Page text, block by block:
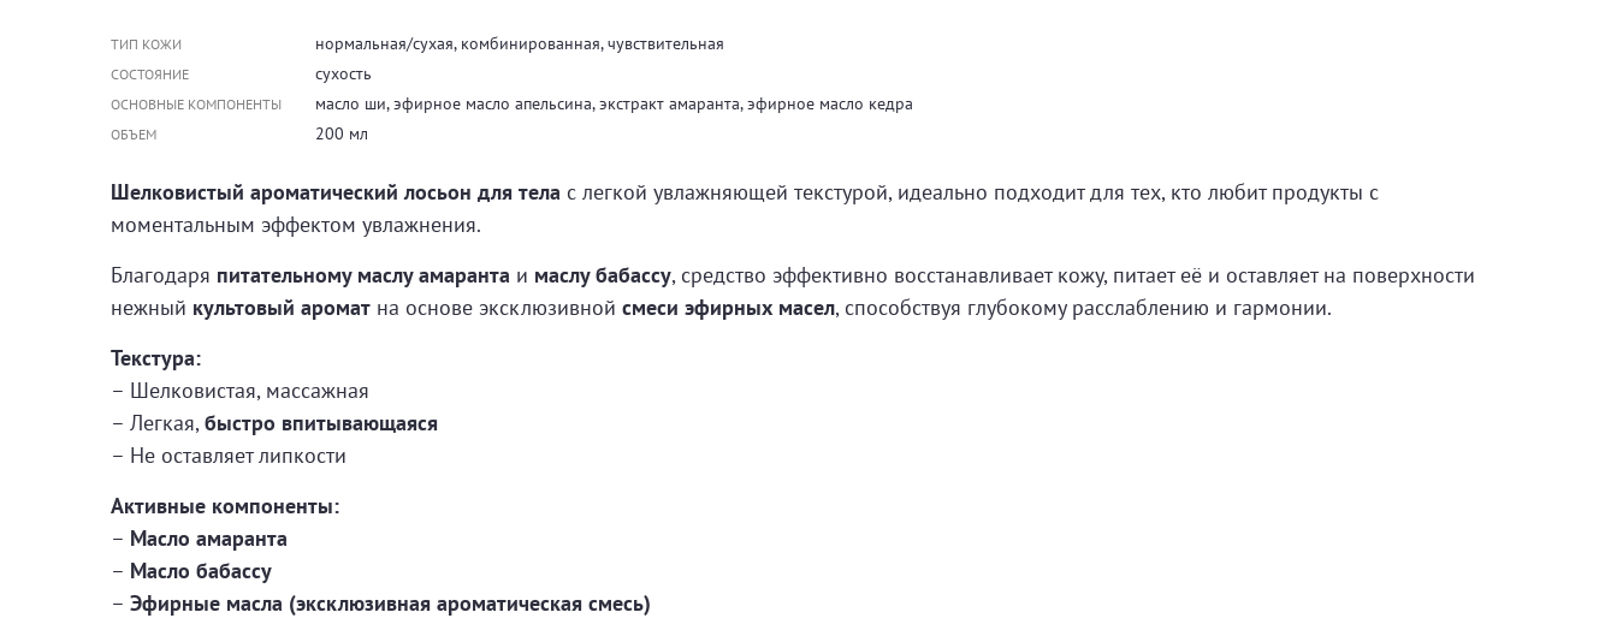
ТИП КОЖИ нормальная/сухая, комбинированная, чувствительная
СОСТОЯНИЕ сухость
ОСНОВНЫЕ КОМПОНЕНТЫ масло ши, эфирное масло апельсина, экстракт амаранта, эфирное масло кедра
ОБЪЕМ 200 мл
Шелковистый ароматический лосьон для тела с легкой увлажняющей текстурой, идеально подходит для тех, кто любит продукты с
моментальным эффектом увлажнения.
Благодаря питательному маслу амаранта и маслу бабассу, средство эффективно восстанавливает кожу, питает её и оставляет на поверхности
нежный культовый аромат на основе эксклюзивной смеси эфирных масел, способствуя глубокому расслаблению и гармонии.
Текстура:
– Шелковистая, массажная
– Легкая,быстро впитывающаяся
– Не оставляет липкости
Активные компоненты:
– Масло амаранта
– Масло бабассу
– Эфирные масла (эксклюзивная ароматическая смесь)